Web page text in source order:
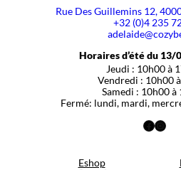
Rue Des Guillemins 12,
+32 (0)4 235
Horaires d’été du 13/
Jeudi : 10h00 à
Vendredi : 10h00
Samedi : 10h00 à
Fermé: lundi, mardi,
Eshop